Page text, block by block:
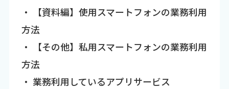
・ 【資料編】使用スマートフォンの業務利用
方法
・ 【その他】私用スマートフォンの業務利用
方法
・ 業務利用しているアプリサービス